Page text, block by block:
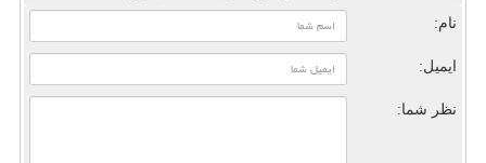
نام:
ایمیل:
نظر شما: